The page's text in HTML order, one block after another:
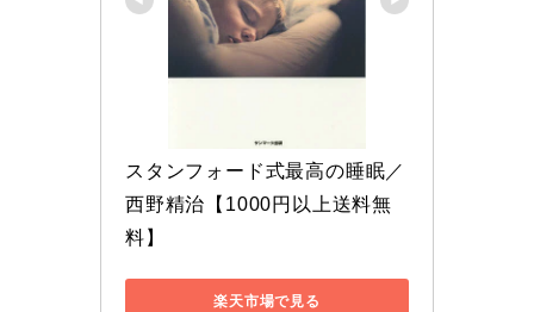
スタンフォード式最高の睡眠／
西野精治【1000円以上送料無
料】
楽天市場で見る